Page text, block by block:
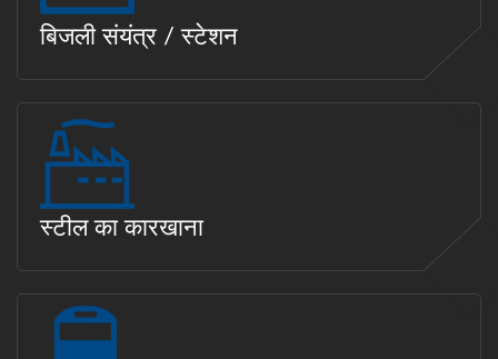
बिजली संयंत्र / स्टेशन
स्टील का कारखाना